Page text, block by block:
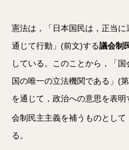
憲法は，「日本国民は，正当
通じて行動」(前文)する議会制
している。このことから，「
国の唯一の立法機関である」(
を通じて，政治への意思を表
会制民主主義を補うものとして
る。